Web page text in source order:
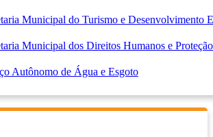
Municipal do Turismo e Desenvolvimento
Municipal dos Direitos Humanos e
Autônomo de Água e Esgoto